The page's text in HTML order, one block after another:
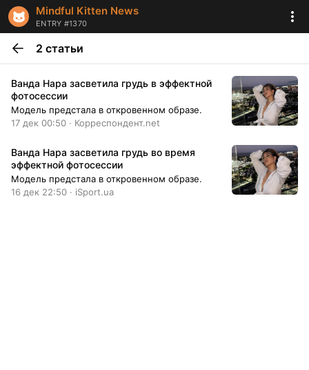
Mindful Kitten News
ENTRY #1370
2 статьи
Ванда Нара засветила грудь в эффектной
фотосессии
Модель предстала в откровенном образе.
17 дек 00:50 · Корреспондент.net
Ванда Нара засветила грудь во время
эффектной фотосессии
Модель предстала в откровенном образе.
16 дек 22:50 · iSport.ua